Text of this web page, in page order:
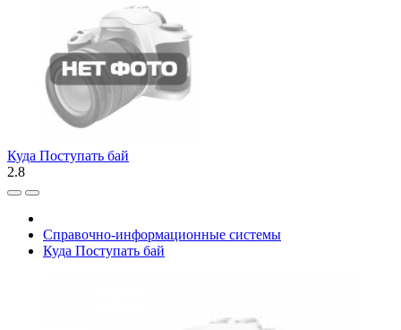
Куда Поступать бай
2.8
Справочно-информационные системы
Куда Поступать бай